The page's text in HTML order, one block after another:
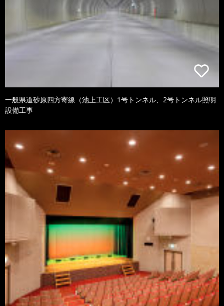
一般県道砂原四方寄線（池上工区）1号トンネル、2号トンネル照明
設備工事